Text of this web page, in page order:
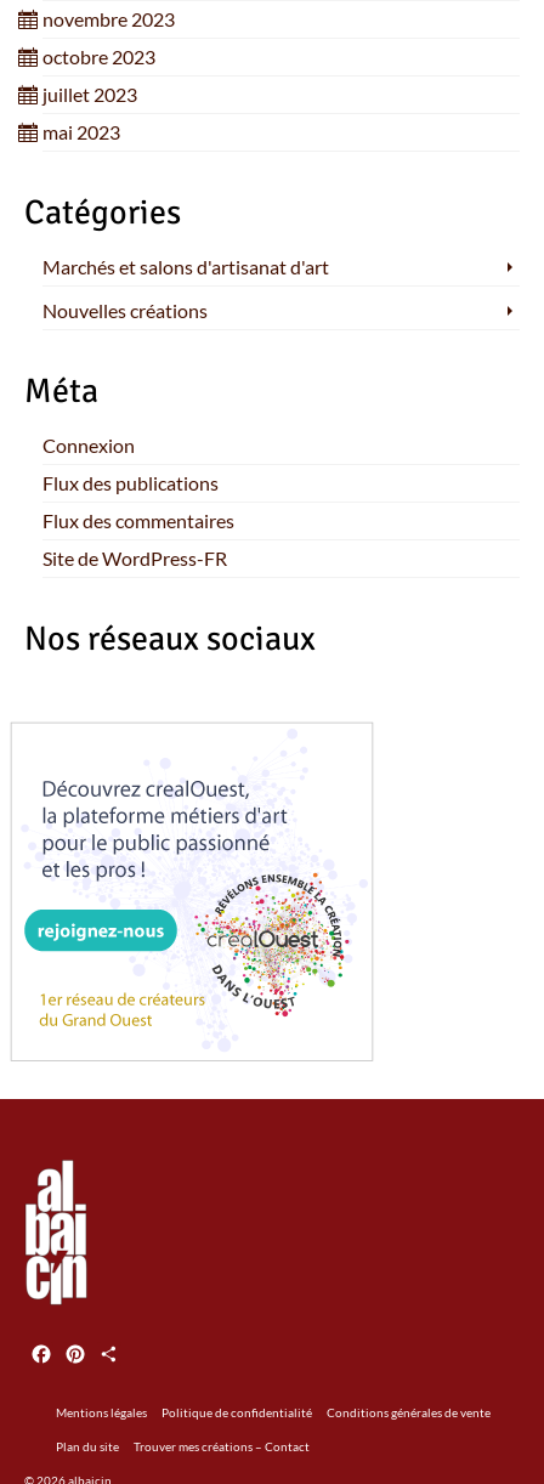
novembre 2023
octobre 2023
juillet 2023
mai 2023
Catégories
Marchés et salons d'artisanat d'art
Nouvelles créations
Méta
Connexion
Flux des publications
Flux des commentaires
Site de WordPress-FR
Nos réseaux sociaux
FacebookPinterest
Mentions légales Politique de confidentialité Conditions générales de vente
Plan du site Trouver mes créations – Contact
© 2026 albaicin